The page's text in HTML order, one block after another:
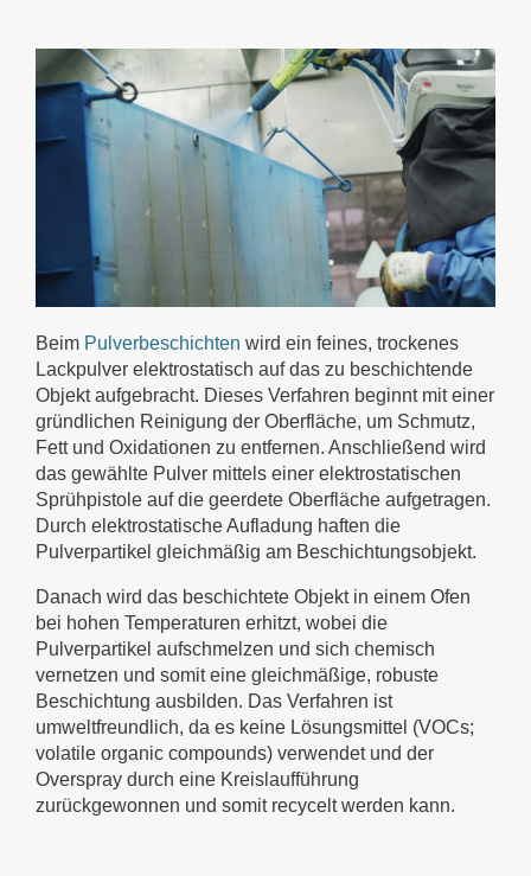
Beim Pulverbeschichten wird ein feines, trockenes
Lackpulver elektrostatisch auf das zu beschichtende
Objekt aufgebracht. Dieses Verfahren beginnt mit einer
gründlichen Reinigung der Oberfläche, um Schmutz,
Fett und Oxidationen zu entfernen. Anschließend wird
das gewählte Pulver mittels einer elektrostatischen
Sprühpistole auf die geerdete Oberfläche aufgetragen.
Durch elektrostatische Aufladung haften die
Pulverpartikel gleichmäßig am Beschichtungsobjekt.
Danach wird das beschichtete Objekt in einem Ofen
bei hohen Temperaturen erhitzt, wobei die
Pulverpartikel aufschmelzen und sich chemisch
vernetzen und somit eine gleichmäßige, robuste
Beschichtung ausbilden. Das Verfahren ist
umweltfreundlich, da es keine Lösungsmittel (VOCs;
volatile organic compounds) verwendet und der
Overspray durch eine Kreislaufführung
zurückgewonnen und somit recycelt werden kann.